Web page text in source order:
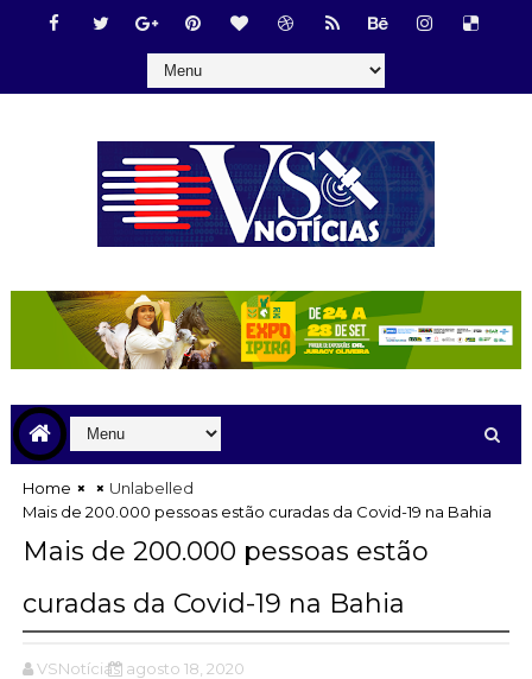
Home
Unlabelled
Mais de 200.000 pessoas estão curadas da Covid-19 na Bahia
Mais de 200.000 pessoas estão
curadas da Covid-19 na Bahia
VSNotícias agosto 18, 2020